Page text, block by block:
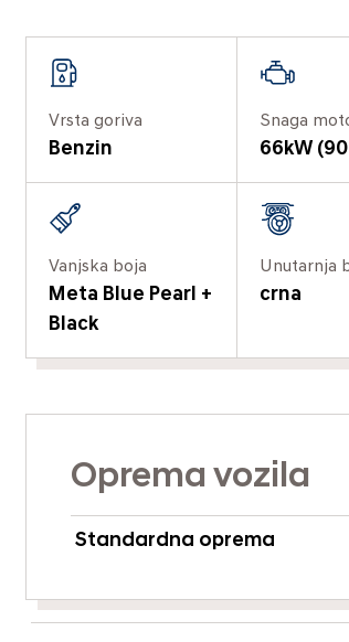
Vrsta goriva
Benzin
Snaga
66kW (90
Vanjska boja
Meta Blue Pearl +
Black
Unutarnja
crna
Oprema vozila
Standardna oprema